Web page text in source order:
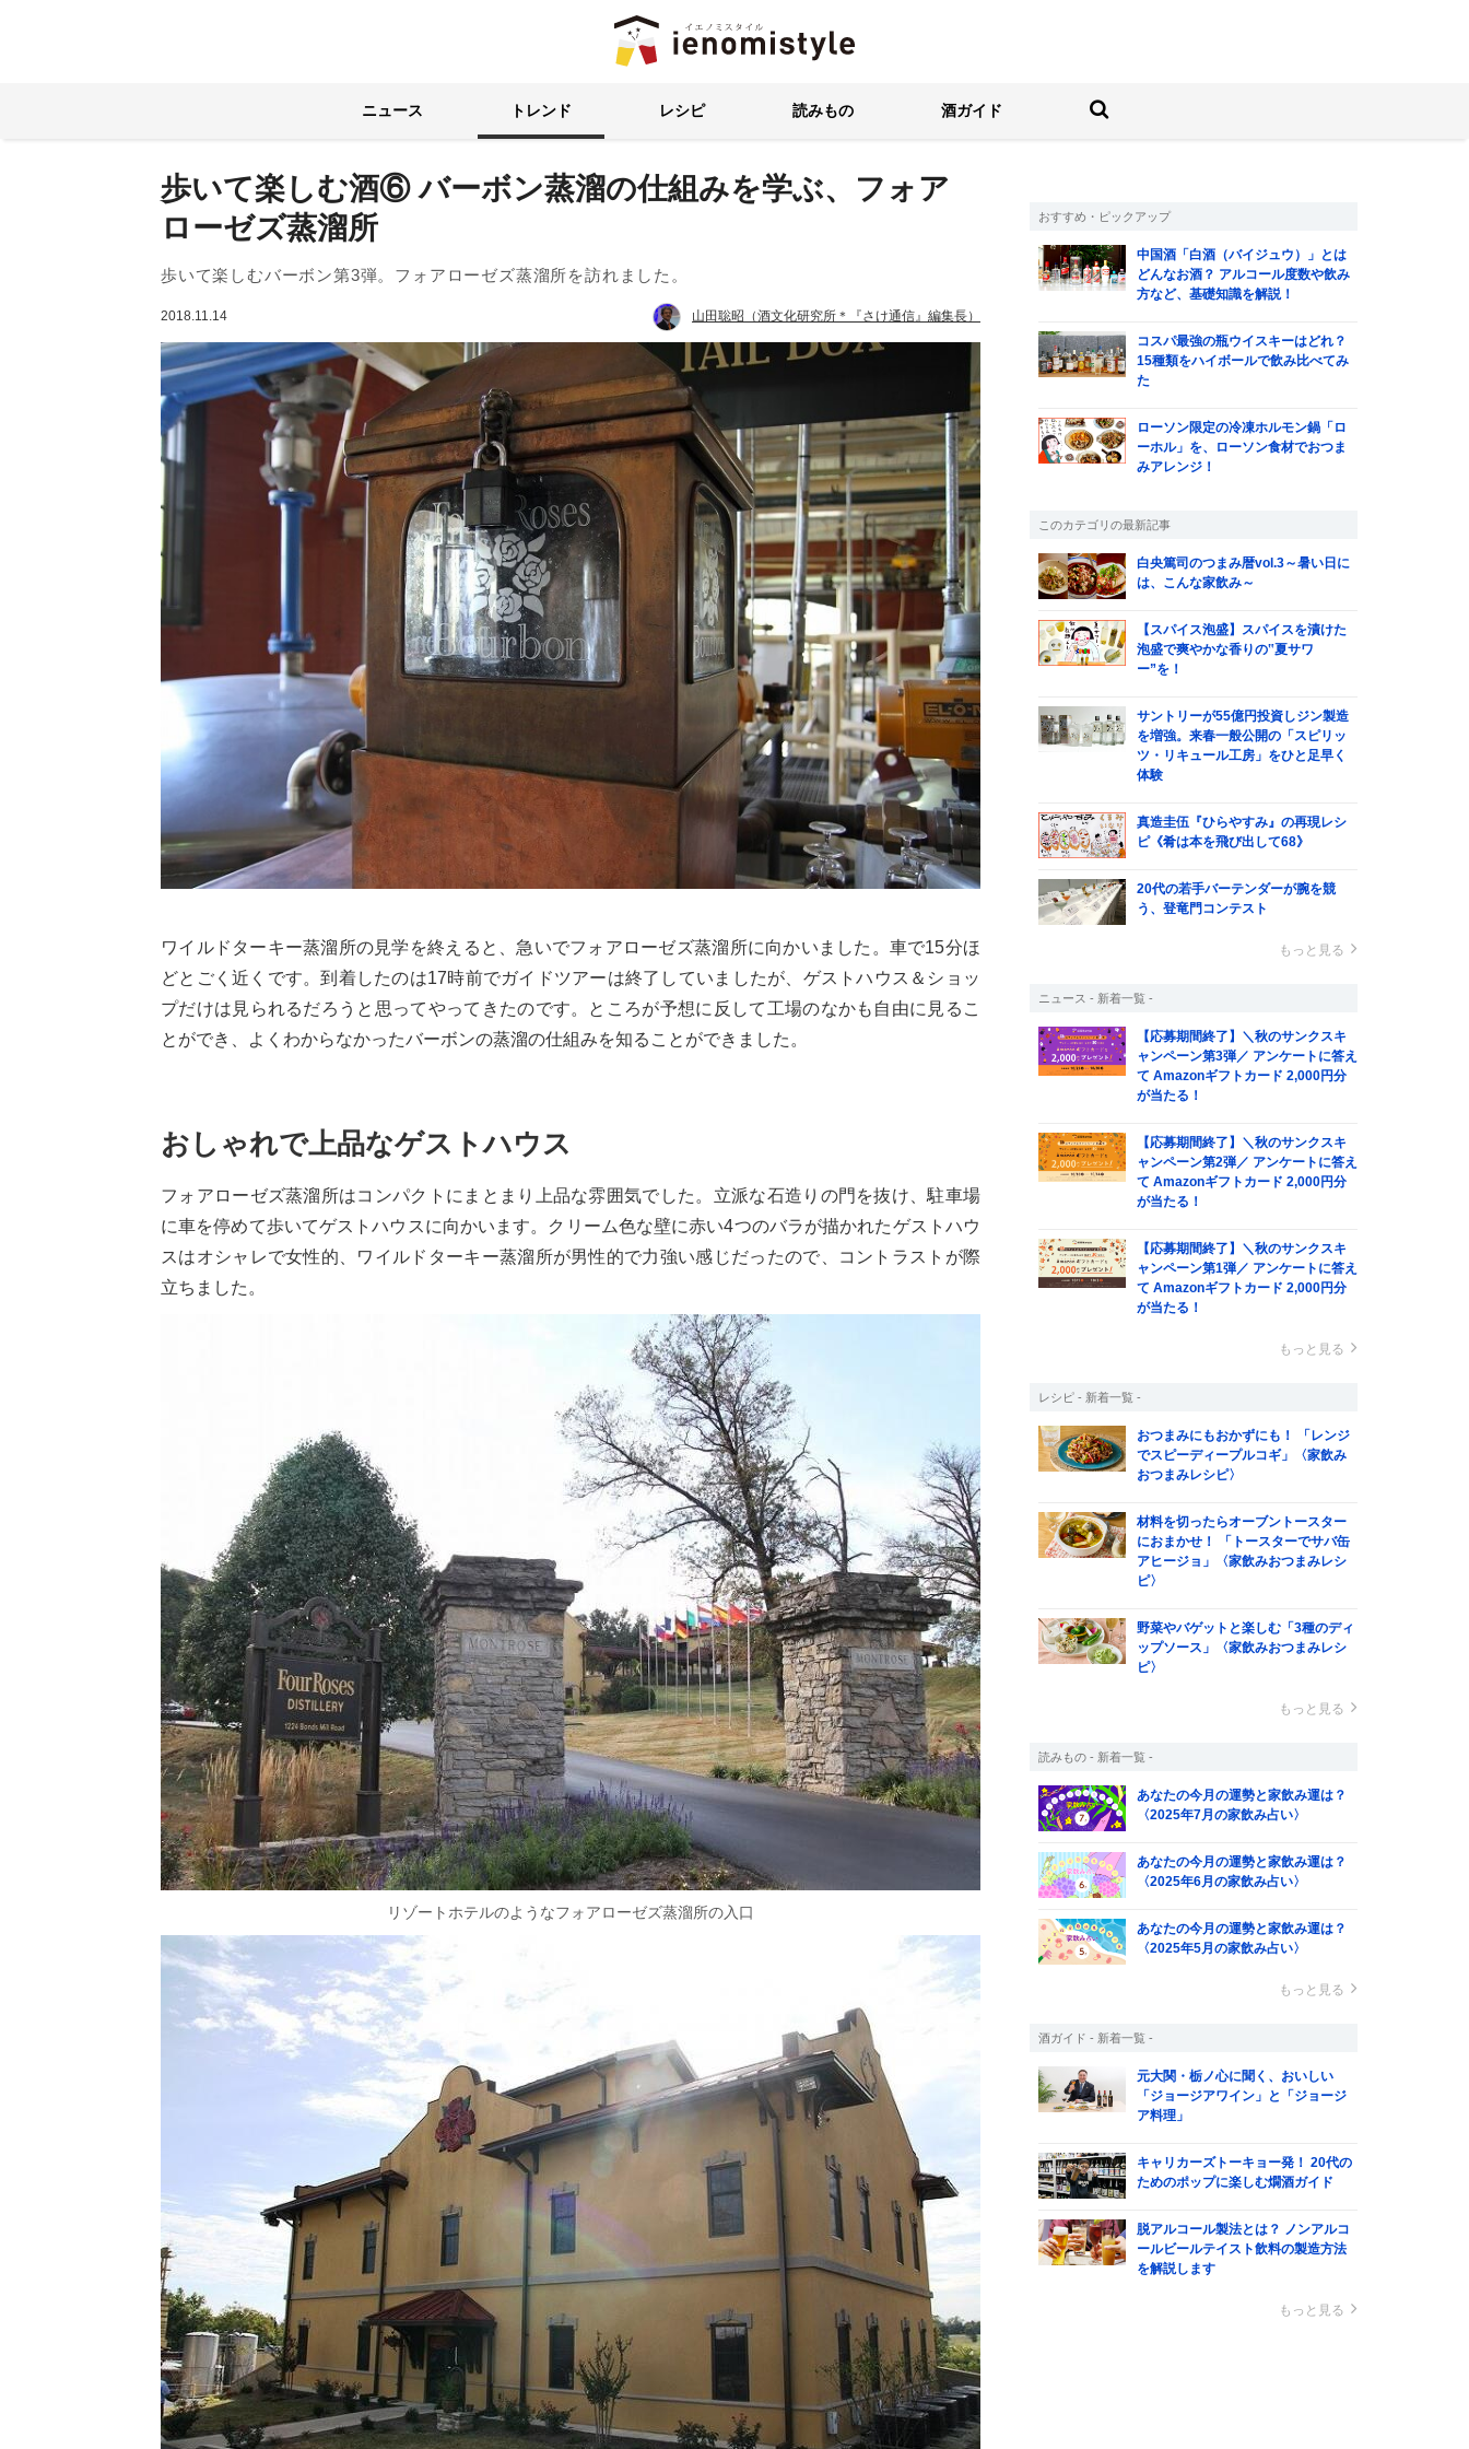
イエノミスタイル 家飲みを楽しむ人の情報サイト
ニュース トレンド レシピ 読みもの 酒ガイド 検索する
歩いて楽しむ酒⑥ バーボン蒸溜の仕組みを学ぶ、フォア
ローゼズ蒸溜所
歩いて楽しむバーボン第3弾。フォアローゼズ蒸溜所を訪れました。
2018.11.14 山田聡昭（酒文化研究所＊『さけ通信』編集長）
ワイルドターキー蒸溜所の見学を終えると、急いでフォアローゼズ蒸溜所に向かいました。車で15分ほ
どとごく近くです。到着したのは17時前でガイドツアーは終了していましたが、ゲストハウス＆ショッ
プだけは見られるだろうと思ってやってきたのです。ところが予想に反して工場のなかも自由に見るこ
とができ、よくわからなかったバーボンの蒸溜の仕組みを知ることができました。
おしゃれで上品なゲストハウス
フォアローゼズ蒸溜所はコンパクトにまとまり上品な雰囲気でした。立派な石造りの門を抜け、駐車場
に車を停めて歩いてゲストハウスに向かいます。クリーム色な壁に赤い4つのバラが描かれたゲストハウ
スはオシャレで女性的、ワイルドターキー蒸溜所が男性的で力強い感じだったので、コントラストが際
立ちました。
リゾートホテルのようなフォアローゼズ蒸溜所の入口
おすすめ・ピックアップ
中国酒「白酒（バイジュウ）」とは
どんなお酒？ アルコール度数や飲み
方など、基礎知識を解説！
コスパ最強の瓶ウイスキーはどれ？
15種類をハイボールで飲み比べてみ
た
ローソン限定の冷凍ホルモン鍋「ロ
ーホル」を、ローソン食材でおつま
みアレンジ！
このカテゴリの最新記事
白央篤司のつまみ暦vol.3～暑い日に
は、こんな家飲み～
【スパイス泡盛】スパイスを漬けた
泡盛で爽やかな香りの‟夏サワ
ー”を！
サントリーが55億円投資しジン製造
を増強。来春一般公開の「スピリッ
ツ・リキュール工房」をひと足早く
体験
真造圭伍『ひらやすみ』の再現レシ
ピ《肴は本を飛び出して68》
20代の若手バーテンダーが腕を競
う、登竜門コンテスト
もっと見る
ニュース - 新着一覧 -
【応募期間終了】＼秋のサンクスキ
ャンペーン第3弾／ アンケートに答え
て Amazonギフトカード 2,000円分
が当たる！
【応募期間終了】＼秋のサンクスキ
ャンペーン第2弾／ アンケートに答え
て Amazonギフトカード 2,000円分
が当たる！
【応募期間終了】＼秋のサンクスキ
ャンペーン第1弾／ アンケートに答え
て Amazonギフトカード 2,000円分
が当たる！
もっと見る
レシピ - 新着一覧 -
おつまみにもおかずにも！ 「レンジ
でスピーディープルコギ」〈家飲み
おつまみレシピ〉
材料を切ったらオーブントースター
におまかせ！ 「トースターでサバ缶
アヒージョ」〈家飲みおつまみレシ
ピ〉
野菜やバゲットと楽しむ「3種のディ
ップソース」〈家飲みおつまみレシ
ピ〉
もっと見る
読みもの - 新着一覧 -
あなたの今月の運勢と家飲み運は？
〈2025年7月の家飲み占い〉
あなたの今月の運勢と家飲み運は？
〈2025年6月の家飲み占い〉
あなたの今月の運勢と家飲み運は？
〈2025年5月の家飲み占い〉
もっと見る
酒ガイド - 新着一覧 -
元大関・栃ノ心に聞く、おいしい
「ジョージアワイン」と「ジョージ
ア料理」
キャリカーズトーキョー発！ 20代の
ためのポップに楽しむ燗酒ガイド
脱アルコール製法とは？ ノンアルコ
ールビールテイスト飲料の製造方法
を解説します
もっと見る